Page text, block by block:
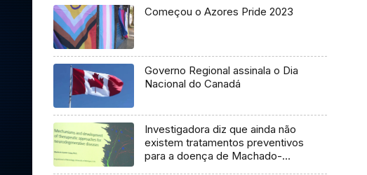
Começou o Azores Pride 2023
Governo Regional assinala o Dia
Nacional do Canadá
Investigadora diz que ainda não
existem tratamentos preventivos
para a doença de Machado-